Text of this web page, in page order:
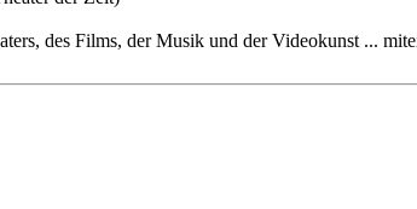
des Films, der Musik und der Videokunst ...